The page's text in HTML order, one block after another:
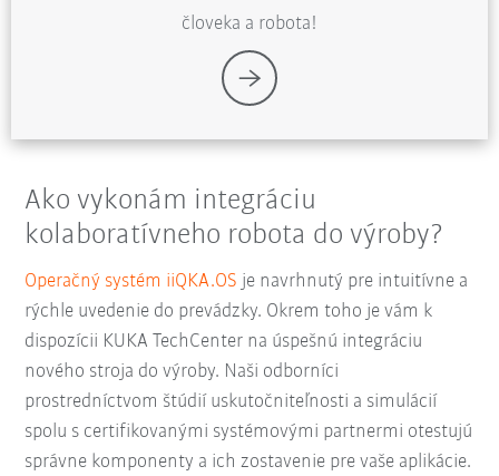
človeka a robota!
Ako vykonám integráciu
kolaboratívneho robota do výroby?
Operačný systém iiQKA.OS je navrhnutý pre intuitívne a
rýchle uvedenie do prevádzky. Okrem toho je vám k
dispozícii KUKA TechCenter na úspešnú integráciu
nového stroja do výroby. Naši odborníci
prostredníctvom štúdií uskutočniteľnosti a simulácií
spolu s certifikovanými systémovými partnermi otestujú
správne komponenty a ich zostavenie pre vaše aplikácie.